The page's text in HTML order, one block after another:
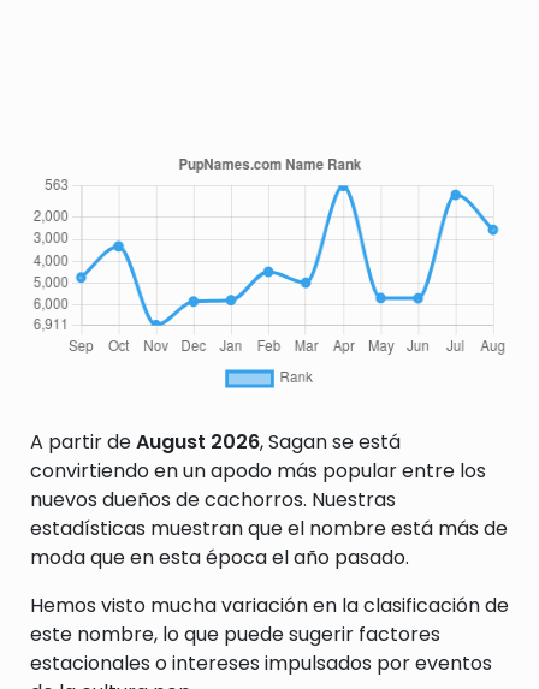
A partir deAugust 2026, Sagan se está
convirtiendo en un apodo más popular entre los
nuevos dueños de cachorros. Nuestras
estadísticas muestran que el nombre está más de
moda que en esta época el año pasado.
Hemos visto mucha variación en la clasificación de
este nombre, lo que puede sugerir factores
estacionales o intereses impulsados por eventos